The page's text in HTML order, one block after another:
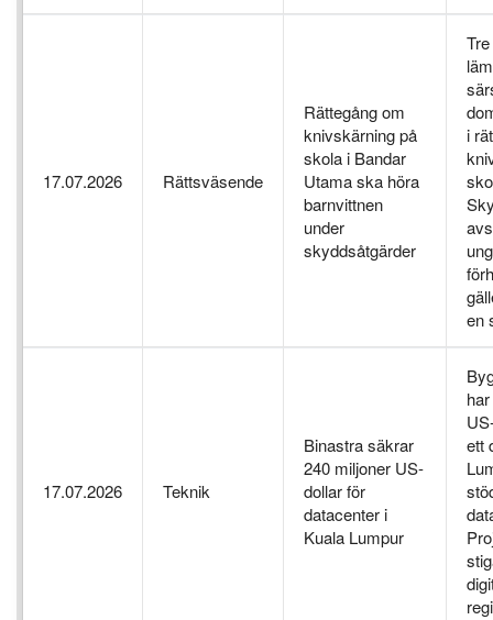
17.07.2026 Rättsväsende
Rättegång om
knivskärning på
skola i Bandar
Utama ska höra
barnvittnen
under
skyddsåtgärder
i
en
17.07.2026 Teknik
Binastra säkrar
240 miljoner US-
dollar för
datacenter i
Kuala Lumpur
ett